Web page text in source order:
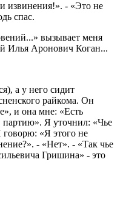
извинения!». - «Это не
спас.
вызывает меня
Илья Аронович Коган...
а у него сидит
райкома. Он
и она мне: «Есть
партию». Я уточнил: «Чье
«Я этого не
- «Нет». - «Так чье
Гришина» - это